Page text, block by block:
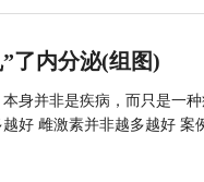
了内分泌(组图)
身并非是疾病，而只是一
好 雌激素并非越多越好 案